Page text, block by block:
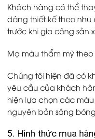
Khách hàng có thể
dáng thiết kế theo nhu
trước khi gia công sản
Mạ màu thẩm mỹ
Chúng tôi hiện đã có
yêu cầu của khách
hiện lựa chọn các
nguyên bản sáng bóng
5. Hình thức mua